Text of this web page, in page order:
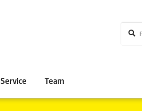
nach:
Service Team